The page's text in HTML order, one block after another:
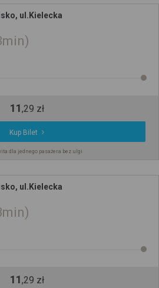
ul.Kielecka
11,29 zł
Kup Bilet
dla jednego pasażera bez ulgi
ul.Kielecka
11,29 zł